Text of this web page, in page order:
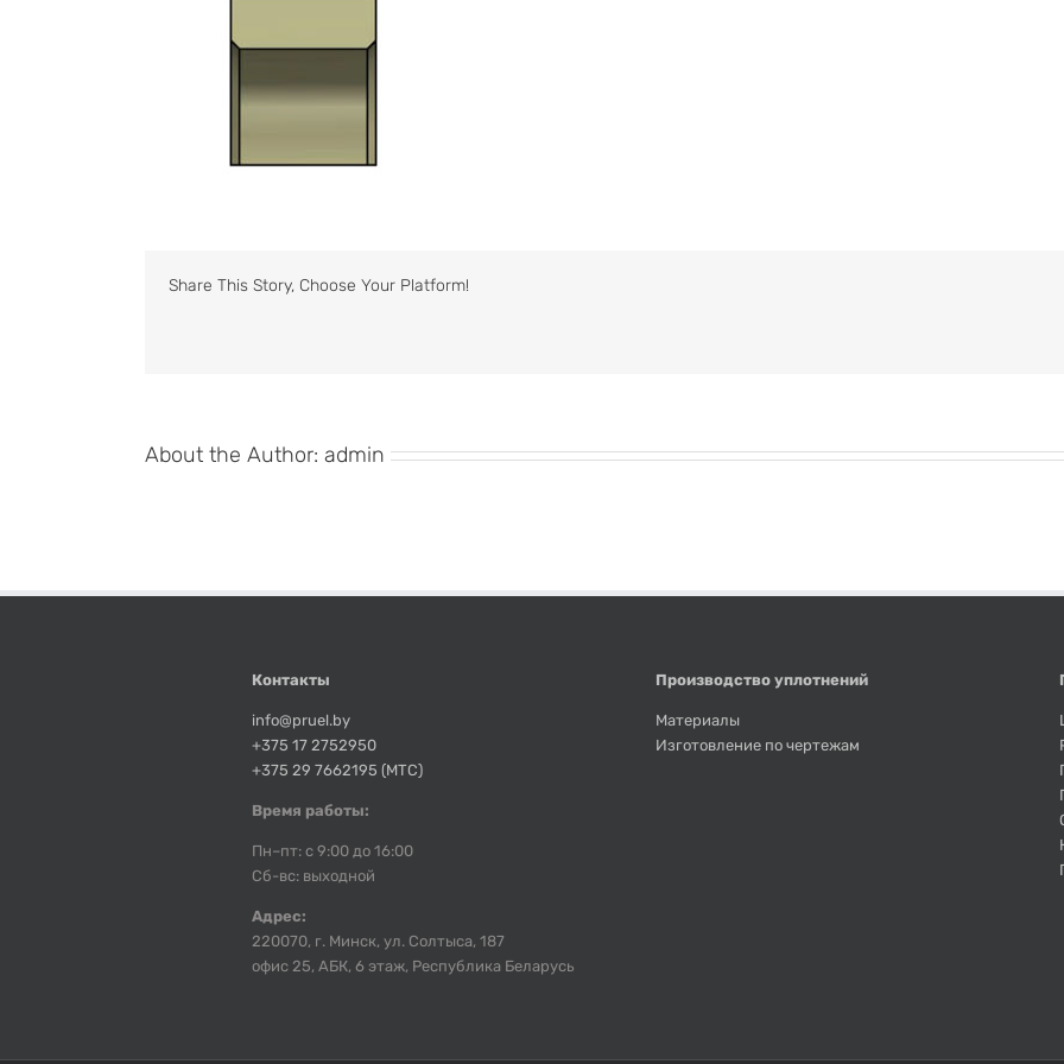
Share This Story, Choose Your Platform!
About the Author: admin
Контакты
info@pruel.by
+375 17 2752950
+375 29 7662195 (МТС)
Время работы:
Пн–пт: с 9:00 до 16:00
Сб-вс: выходной
Адрес:
220070, г. Минск, ул. Солтыса, 187
офис 25, АБК, 6 этаж, Республика Беларусь
Производство уплотнений
Материалы
Изготовление по чертежам